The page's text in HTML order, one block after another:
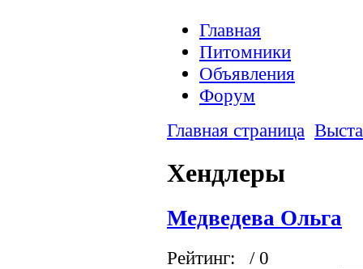
Главная
Питомники
Объявления
Форум
Главная страница
Хендлеры
Медведева Ольга
Рейтинг: / 0